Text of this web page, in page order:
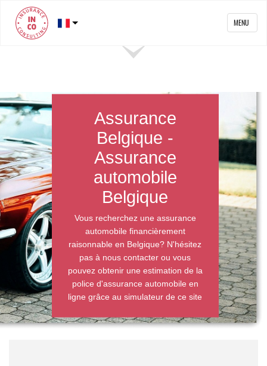
MENU
Assurance
Belgique -
Assurance
automobile
Belgique
Vous recherchez une assurance
automobile financièrement
raisonnable en Belgique? N'hésitez
pas à nous contacter ou vous
pouvez obtenir une estimation de la
police d'assurance automobile en
ligne grâce au simulateur de ce site